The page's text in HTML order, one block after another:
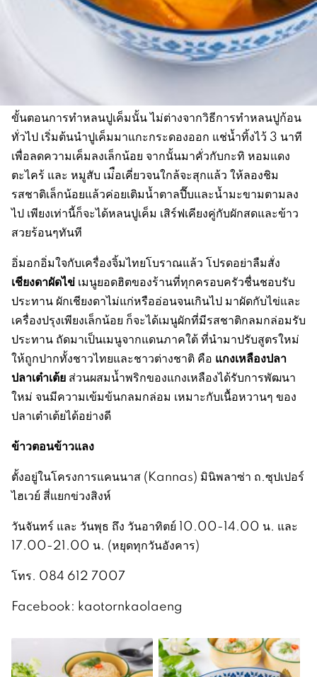
ขั้นตอนการทำหลนปูเค็มนั้น ไม่ต่างจากวิธีการทำหลนปูก้อน
ทั่วไป เริ่มต้นนำปูเค็มมาแกะกระดองออก แช่น้ำทิ้งไว้ 3 นาที
เพื่อลดความเค็มลงเล็กน้อย จากนั้นมาคั่วกับกะทิ หอมแดง
ตะไคร้ และ หมูสับ เม่ือเคี่ยวจนใกล้จะสุกแล้ว ให้ลองชิม
รสชาติเล็กน้อยแล้วค่อยเติมน้ำตาลปี๊บและน้ำมะขามตามลง
ไป เพียงเท่านี้ก็จะได้หลนปูเค็ม เสิร์ฟเคียงคู่กับผักสดและข้าว
สวยร้อนๆทันที
อิ่มอกอิ่มใจกับเครื่องจิ้มไทยโบราณแล้ว โปรดอย่าลืมสั่ง
เชียงดาผัดไข่ เมนูยอดฮิตของร้านที่ทุกครอบครัวชื่นชอบรับ
ประทาน ผักเชียงดาไม่แก่หรืออ่อนจนเกินไป มาผัดกับไข่และ
เครื่องปรุงเพียงเล็กน้อย ก็จะได้เมนูผักที่มีรสชาติกลมกล่อมรับ
ประทาน ถัดมาเป็นเมนูจากแดนภาคใต้ ที่นำมาปรับสูตรใหม่
ให้ถูกปากทั้งชาวไทยและชาวต่างชาติ คือ แกงเหลืองปลา
ปลาเต๋าเต้ย ส่วนผสมน้ำพริกของแกงเหลืองได้รับการพัฒนา
ใหม่ จนมีความเข้มข้นกลมกล่อม เหมาะกับเนื้อหวานๆ ของ
ปลาเต๋าเต้ยได้อย่างดี
ข้าวตอนข้าวแลง
ตั้งอยู่ในโครงการแคนนาส (Kannas) มินิพลาซ่า ถ.ซุปเปอร์
ไฮเวย์ สี่แยกข่วงสิงห์
วันจันทร์ และ วันพุธ ถึง วันอาทิตย์ 10.00-14.00 น. และ
17.00-21.00 น. (หยุดทุกวันอังคาร)
โทร. 084 612 7007
Facebook: kaotornkaolaeng